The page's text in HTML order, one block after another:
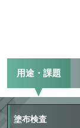
用途・課題
塗布検査